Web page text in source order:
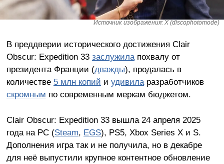
Источник изображения: X (discophotomode)
В преддверии исторического достижения Clair
Obscur: Expedition 33 заслужилапохвалу от
президента Франции (дважды), продалась в
количестве 5 млн копий и удивиларазработчиков
скромным по современным меркам бюджетом.
Clair Obscur: Expedition 33 вышла 24 апреля 2025
года на PC (Steam, EGS), PS5, Xbox Series X и S.
Дополнения игра так и не получила, но в декабре
для неё выпустили крупное контентное обновление